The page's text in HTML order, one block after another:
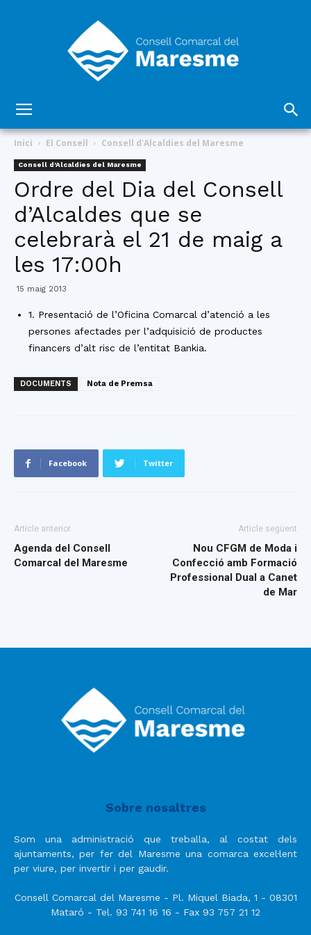
Comarcal
del
Maresme
Inici El Consell Consell d'Alcaldies del Maresme
Consell d'Alcaldies del Maresme
Ordre del Dia del Consell
d’Alcaldes que se
celebrarà el 21 de maig a
les 17:00h
15 maig 2013
1. Presentació de l’Oficina Comarcal d’atenció a les
persones afectades per l’adquisició de productes
financers d’alt risc de l’entitat Bankia.
DOCUMENTS Nota de Premsa
Facebook Twitter
Article anterior
Agenda del Consell
Comarcal del Maresme
Article següent
Nou CFGM de Moda i
Confecció amb Formació
Professional Dual a Canet
de Mar
Sobre nosaltres
Som una administració que treballa, al costat dels
ajuntaments, per fer del Maresme una comarca excel·lent
per viure, per invertir i per gaudir.
Consell Comarcal del Maresme - Pl. Miquel Biada, 1 - 08301
Mataró - Tel. 93 741 16 16 - Fax 93 757 21 12